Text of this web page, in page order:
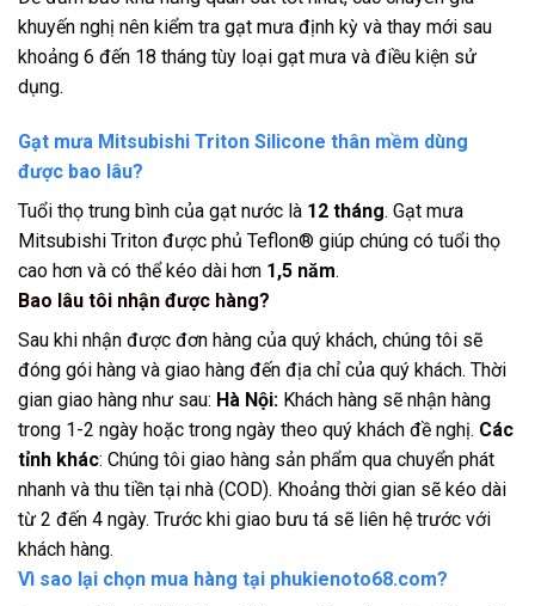
khuyến nghị nên kiểm tra gạt mưa định kỳ và thay mới sau
khoảng 6 đến 18 tháng tùy loại gạt mưa và điều kiện sử
dụng.
Gạt mưa Mitsubishi Triton Silicone thân mềm dùng
được bao lâu?
Tuổi thọ trung bình của gạt nước là 12 tháng. Gạt mưa
Mitsubishi Triton được phủ Teflon® giúp chúng có tuổi thọ
cao hơn và có thể kéo dài hơn 1,5 năm.
Bao lâu tôi nhận được hàng?
Sau khi nhận được đơn hàng của quý khách, chúng tôi sẽ
đóng gói hàng và giao hàng đến địa chỉ của quý khách. Thời
gian giao hàng như sau: Hà Nội: Khách hàng sẽ nhận hàng
trong 1-2 ngày hoặc trong ngày theo quý khách đề nghị. Các
tỉnh khác: Chúng tôi giao hàng sản phẩm qua chuyển phát
nhanh và thu tiền tại nhà (COD). Khoảng thời gian sẽ kéo dài
từ 2 đến 4 ngày. Trước khi giao bưu tá sẽ liên hệ trước với
khách hàng.
Vì sao lại chọn mua hàng tại phukienoto68.com?